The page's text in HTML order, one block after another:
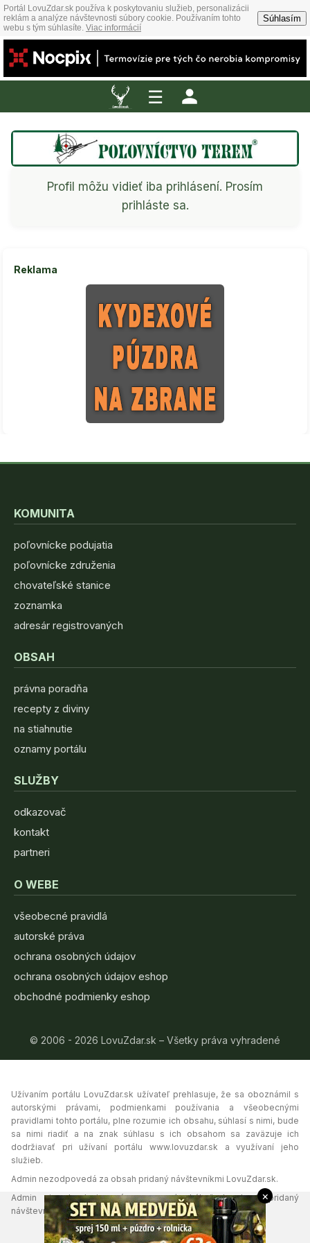
Portál LovuZdar.sk používa k poskytovaniu služieb, personalizácii
reklám a analýze návštevnosti súbory cookie. Používaním tohto
webu s tým súhlasíte. Viac informácií
Súhlasím
☰
Profil môžu vidieť iba prihlásení. Prosím
prihláste sa.
Reklama
KOMUNITA
poľovnícke podujatia
poľovnícke združenia
chovateľské stanice
zoznamka
adresár registrovaných
OBSAH
právna poradňa
recepty z diviny
na stiahnutie
oznamy portálu
SLUŽBY
odkazovač
kontakt
partneri
O WEBE
všeobecné pravidlá
autorské práva
ochrana osobných údajov
ochrana osobných údajov eshop
obchodné podmienky eshop
© 2006 - 2026 LovuZdar.sk – Všetky práva vyhradené
Užívaním portálu LovuZdar.sk užívateľ prehlasuje, že sa oboznámil s
autorskými právami, podmienkami používania a všeobecnými
pravidlami tohto portálu, plne rozumie ich obsahu, súhlasí s nimi, bude
sa nimi riadiť a na znak súhlasu s ich obsahom sa zaväzuje ich
dodržiavať pri užívaní portálu www.lovuzdar.sk a využívaní jeho
služieb.
Admin nezodpovedá za obsah pridaný návštevníkmi LovuZdar.sk.
Admin si vyhradzuje právo vymazať akýkoľvek obsah pridaný
návštevníkmi portálu, ak tak uzná za vhodné.
×